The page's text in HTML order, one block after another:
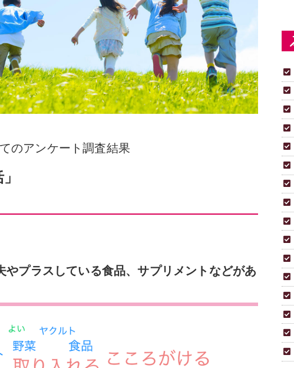
のアンケート調査結果
プラスしている食品、サプリメントなどがあ